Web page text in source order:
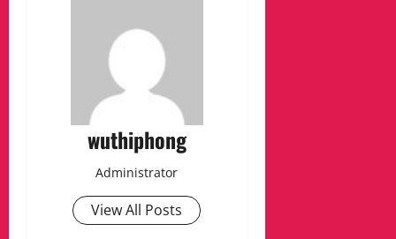
wuthiphong
Administrator
View All Posts